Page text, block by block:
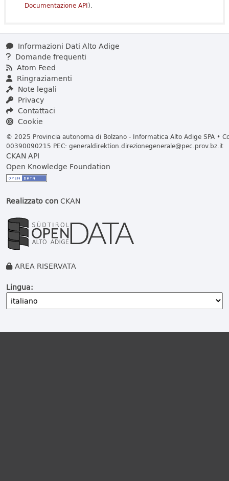
Documentazione API).
Informazioni Dati Alto Adige
Domande frequenti
Atom Feed
Ringraziamenti
Note legali
Privacy
Contattaci
Cookie
© 2025 Provincia autonoma di Bolzano - Informatica Alto Adige SPA •
00390090215 PEC: generaldirektion.direzionegenerale@pec.prov.bz.it
CKAN API
Open Knowledge Foundation
Realizzato conCKAN
AREA RISERVATA
Lingua